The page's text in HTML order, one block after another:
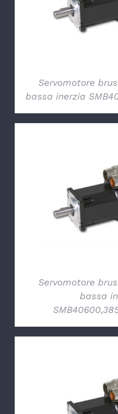
Servomotore
bassa inerzia
Servomotore
bassa